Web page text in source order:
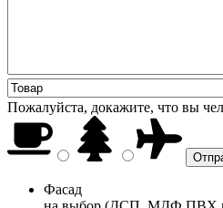
Пожалуйста, докажите, что вы
Фасад